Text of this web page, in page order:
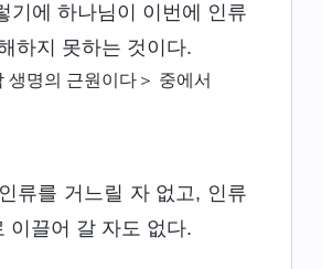
기에 하나님이 이번에 인류
하지 못하는 것이다.
명의 근원이다＞ 중에서
류를 거느릴 자 없고, 인류
이끌어 갈 자도 없다.